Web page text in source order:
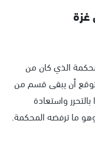
غزة
الذي كان من
أن يبقى قسم من
واستعادة
ما ترفضه المحكمة.